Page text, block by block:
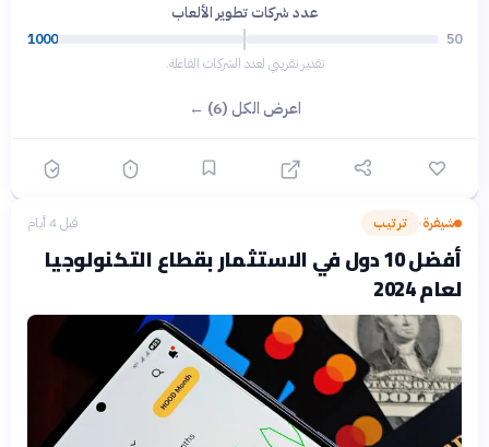
عدد شركات تطوير الألعاب
50
1000
تقدير تقريبي لعدد الشركات الفاعلة.
اعرض الكل (6) ←
شيفرة› ترتيب قبل 4 أيام
أفضل 10 دول في الاستثمار بقطاع التكنولوجيا
لعام 2024